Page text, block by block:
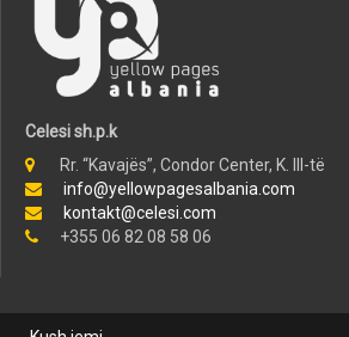
Celesi sh.p.k
Rr. “Kavajës”, Condor Center, K. III-të
info@yellowpagesalbania.com
kontakt@celesi.com
+355 06 82 08 58 06